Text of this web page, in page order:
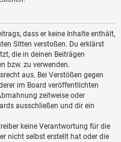
dass er keine Inhalte enthält,
Sitten verstoßen. Du erklärst
die in deinen Beiträgen
bzw. zu verwenden.
aus. Bei Verstößen gegen
im Board veröffentlichten
zeitweise oder
ausschließen und dir ein
keine Verantwortung für die
nicht selbst erstellt hat oder die